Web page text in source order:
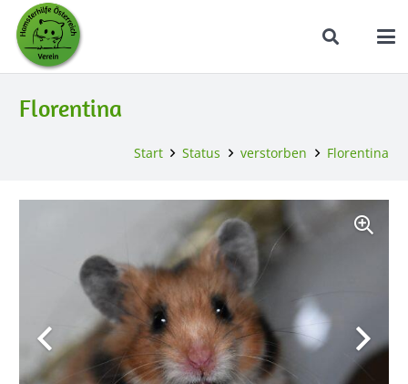
Florentina
Start Status verstorben Florentina